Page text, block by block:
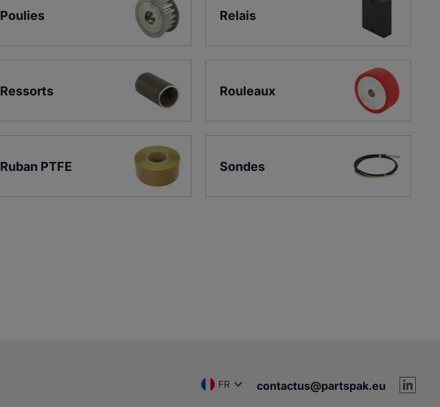
Poulies Relais
Ressorts Rouleaux
Ruban PTFE Sondes
FR contactus@partspak.eu